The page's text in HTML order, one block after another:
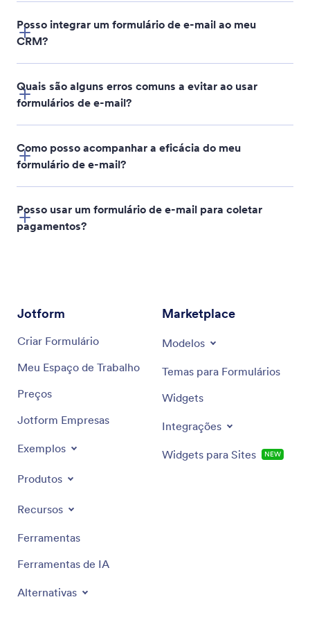
Endereço
Posso integrar um formulário de e-mail ao meu
CRM?
Quais são alguns erros comuns a evitar ao usar
formulários de e-mail?
Como posso acompanhar a eficácia do meu
formulário de e-mail?
Posso usar um formulário de e-mail para coletar
pagamentos?
Jotform
Criar Formulário
Meu Espaço de Trabalho
Preços
Jotform Empresas
Exemplos
Produtos
Recursos
Ferramentas
Ferramentas de IA
Alternativas
Marketplace
Modelos
Temas para Formulários
Widgets
Integrações
Widgets para Sites NEW